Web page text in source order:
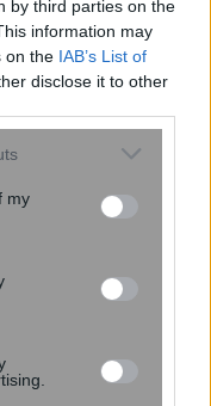
by third parties on the
information may
on the IAB’s List of
disclose it to other
or more Google
You may click to
third-party tags to
my
Αρχές